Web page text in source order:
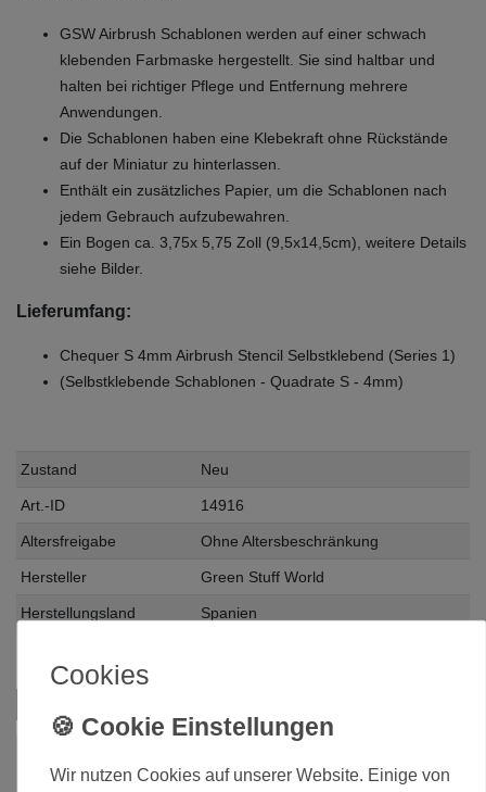
GSW Airbrush Schablonen werden auf einer schwach
klebenden Farbmaske hergestellt. Sie sind haltbar und
halten bei richtiger Pflege und Entfernung mehrere
Anwendungen.
Die Schablonen haben eine Klebekraft ohne Rückstände
auf der Miniatur zu hinterlassen.
Enthält ein zusätzliches Papier, um die Schablonen nach
jedem Gebrauch aufzubewahren.
Ein Bogen ca. 3,75x 5,75 Zoll (9,5x14,5cm), weitere Details
siehe Bilder.
Lieferumfang:
Chequer S 4mm Airbrush Stencil Selbstklebend (Series 1)
(Selbstklebende Schablonen - Quadrate S - 4mm)
Zustand Neu
Art.-ID 14916
Altersfreigabe Ohne Altersbeschränkung
Hersteller Green Stuff World
Herstellungsland Spanien
Cookies
Wir nutzen Cookies auf unserer Website. Einige von